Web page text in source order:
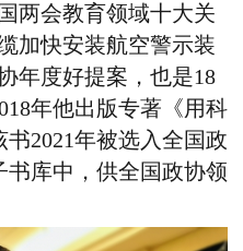
两会教育领域十大关
加快安装航空警示装
年度好提案，也是18
年他出版专著《用科
2021年被选入全国政
库中，供全国政协领